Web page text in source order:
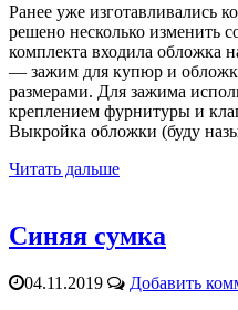
Ранее уже изготавливались
решено несколько изменить
комплекта входила обложка
— зажим для купюр и
размерами. Для зажима
креплением фурнитуры и
Выкройка обложки (буду
Читать дальше
Синяя сумка
04.11.2019 Добавить